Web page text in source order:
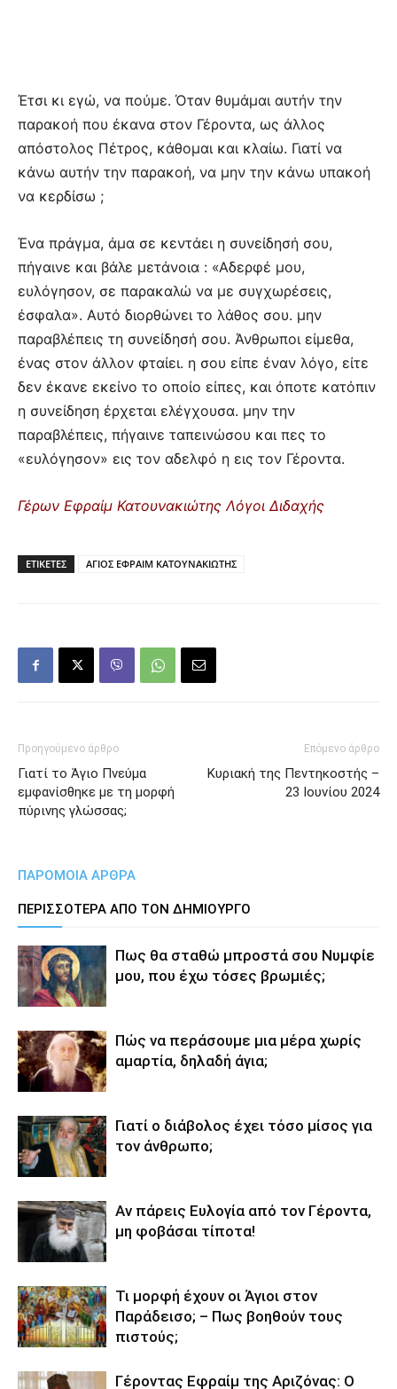
Έτσι κι εγώ, να πούμε. Όταν θυμάμαι αυτήν την
παρακοή που έκανα στον Γέροντα, ως άλλος
απόστολος Πέτρος, κάθομαι και κλαίω. Γιατί να
κάνω αυτήν την παρακοή, να μην την κάνω υπακοή
να κερδίσω ;
Ένα πράγμα, άμα σε κεντάει η συνείδησή σου,
πήγαινε και βάλε μετάνοια : «Αδερφέ μου,
ευλόγησον, σε παρακαλώ να με συγχωρέσεις,
έσφαλα». Αυτό διορθώνει το λάθος σου. μην
παραβλέπεις τη συνείδησή σου. Άνθρωποι είμεθα,
ένας στον άλλον φταίει. η σου είπε έναν λόγο, είτε
δεν έκανε εκείνο το οποίο είπες, και όποτε κατόπιν
η συνείδηση έρχεται ελέγχουσα. μην την
παραβλέπεις, πήγαινε ταπεινώσου και πες το
«ευλόγησον» εις τον αδελφό η εις τον Γέροντα.
Γέρων Εφραίμ Κατουνακιώτης Λόγοι Διδαχής
ΕΤΙΚΕΤΕΣ ΑΓΙΟΣ ΕΦΡΑΙΜ ΚΑΤΟΥΝΑΚΙΩΤΗΣ
Προηγούμενο άρθρο
Γιατί το Άγιο Πνεύμα
εμφανίσθηκε με τη μορφή
πύρινης γλώσσας;
Επόμενο άρθρο
Κυριακή της Πεντηκοστής –
23 Ιουνίου 2024
ΠΑΡΟΜΟΙΑ ΑΡΘΡΑ
ΠΕΡΙΣΣΟΤΕΡΑ ΑΠΟ ΤΟΝ ΔΗΜΙΟΥΡΓΟ
Πως θα σταθώ μπροστά σου Νυμφίε
μου, που έχω τόσες βρωμιές;
Πώς να περάσουμε μια μέρα χωρίς
αμαρτία, δηλαδή άγια;
Γιατί ο διάβολος έχει τόσο μίσος για
τον άνθρωπο;
Αν πάρεις Ευλογία από τον Γέροντα,
μη φοβάσαι τίποτα!
Τι μορφή έχουν οι Άγιοι στον
Παράδεισο; – Πως βοηθούν τους
πιστούς;
Γέροντας Εφραίμ της Αριζόνας: Ο